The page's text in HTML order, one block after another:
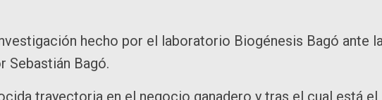
hecho por el laboratorio Biogénesis Bagó ante
Sebastián Bagó.